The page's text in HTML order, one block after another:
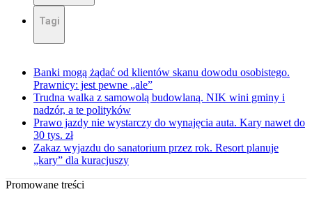
Tagi
Banki mogą żądać od klientów skanu dowodu osobistego.
Prawnicy: jest pewne „ale”
Trudna walka z samowolą budowlaną. NIK wini gminy i
nadzór, a te polityków
Prawo jazdy nie wystarczy do wynajęcia auta. Kary nawet do
30 tys. zł
Zakaz wyjazdu do sanatorium przez rok. Resort planuje
„kary” dla kuracjuszy
Promowane treści